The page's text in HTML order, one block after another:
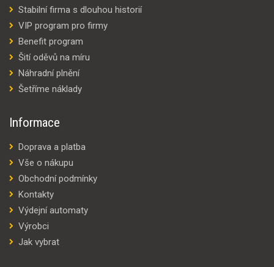
Stabilní firma s dlouhou historií
VIP program pro firmy
Benefit program
Šití oděvů na míru
Náhradní plnění
Šetříme náklady
Informace
Doprava a platba
Vše o nákupu
Obchodní podmínky
Kontakty
Výdejní automaty
Výrobci
Jak vybrat